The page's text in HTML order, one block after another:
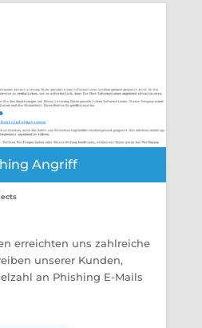
Angriff
erreichten uns zahlreiche
unserer Kunden,
an Phishing E-Mails